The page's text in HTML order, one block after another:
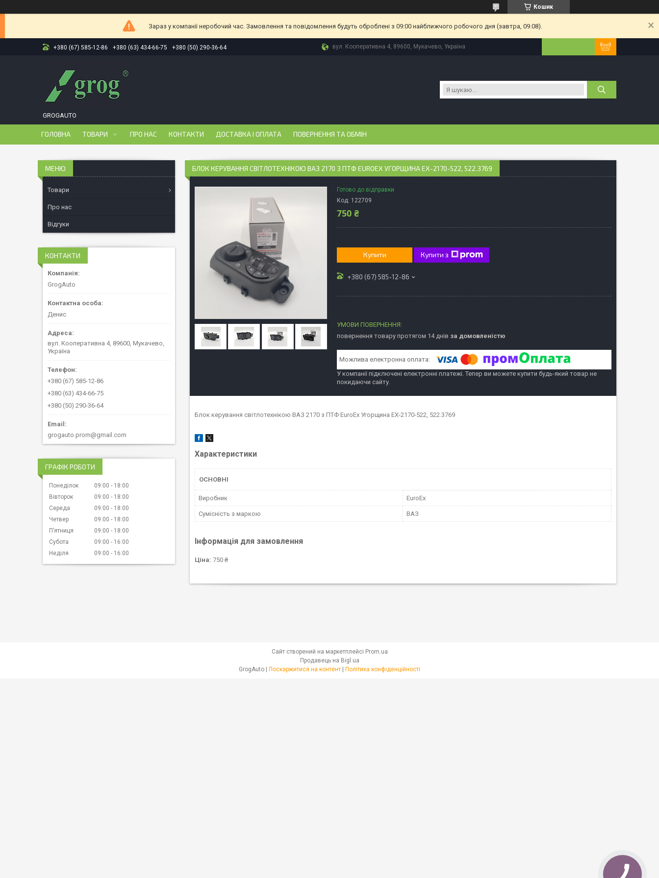
Кошик
Зараз у компанії неробочий час. Замовлення та повідомлення будуть оброблені з 09:00 найближчого робочого дня (завтра, 09.08).
+380 (67) 585-12-86 +380 (63) 434-66-75 +380 (50) 290-36-64 вул. Кооперативна 4, 89600, Мукачево, Україна
GROGAUTO
ГОЛОВНА ТОВАРИ ПРО НАС КОНТАКТИ ДОСТАВКА І ОПЛАТА ПОВЕРНЕННЯ ТА ОБМІН
БЛОК КЕРУВАННЯ СВІТЛОТЕХНІКОЮ ВАЗ 2170 З ПТФ EUROEX УГОРЩИНА EX-2170-522, 522.3769
Готово до відправки
Код: 122709
750 ₴
Купити Купити з
+380 (67) 585-12-86
повернення товару протягом 14 днів за домовленістю
У компанії підключені електронні платежі. Тепер ви можете купити будь-який товар не
покидаючи сайту.
Блок керування світлотехнікою ВАЗ 2170 з ПТФ EuroEx Угорщина EX-2170-522, 522.3769
Характеристики
ОСНОВНІ
Виробник EuroEx
Сумісність з маркою ВАЗ
Інформація для замовлення
Ціна: 750 ₴
Товари
Про нас
Відгуки
КОНТАКТИ
GrogAuto
Денис
вул. Кооперативна 4, 89600, Мукачево,
Україна
+380 (67) 585-12-86
+380 (63) 434-66-75
+380 (50) 290-36-64
grogauto.prom@gmail.com
ГРАФІК РОБОТИ
Понеділок 09:00
18:00
Вівторок
09:00
18:00
Середа
09:00
18:00
Четвер
09:00
18:00
Пʼятниця
09:00
18:00
Субота
09:00
16:00
Неділя
09:00 16:00
Сайт створений на маркетплейсі Prom.ua
Продавець на Bigl.ua
GrogAuto | Поскаржитися на контент | Політика конфіденційності